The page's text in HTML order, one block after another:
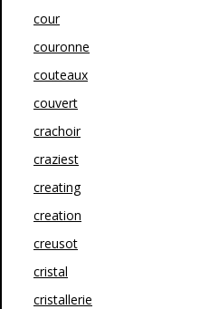
cour
couronne
couteaux
couvert
crachoir
craziest
creating
creation
creusot
cristal
cristallerie